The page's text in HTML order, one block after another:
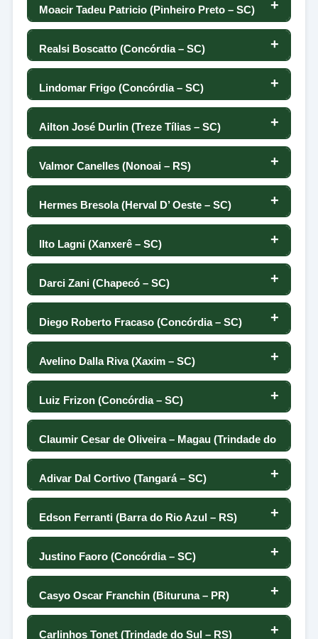
29
28
0
28
147
27
0
27
148
26
0
26
9
-43
149
25
25
24
-147
150
24
0
24
-109
-18
1
151
23
0
23
Moacir Tadeu Patricio (Pinheiro Preto – SC)
-44
-52
-2
152
22
0
22
Realsi Boscatto (Concórdia – SC)
29
3
-125
153
21
0
21
Lindomar Frigo (Concórdia – SC)
-168
-32
0
154
20
0
20
Ailton José Durlin (Treze Tílias – SC)
-67
-64
-108
155
19
0
19
Valmor Canelles (Nonoai – RS)
-60
-94
-112
156
18
18
Hermes Bresola (Herval D’ Oeste – SC)
-10
-77
-61
157
17
0
17
Ilto Lagni (Xanxerê – SC)
-35
-172
42
158
16
0
16
Darci Zani (Chapecó – SC)
-77
-61
-35
159
15
0
15
Diego Roberto Fracaso (Concórdia – SC)
-37
14
-86
160
14
0
14
Avelino Dalla Riva (Xaxim – SC)
-68
-115
-106
161
13
0
Luiz Frizon (Concórdia – SC)
-93
-131
-22
162
12
Claumir Cesar de Oliveira – Magau (Trindade do
Sul – RS)
52
-87
-94
Adivar Dal Cortivo (Tangará – SC)
-114
-100
-67
Edson Ferranti (Barra do Rio Azul – RS)
-57
-33
Justino Faoro (Concórdia – SC)
-30
Casyo Oscar Franchin (Bituruna – PR)
-24
Carlinhos Tonet (Trindade do Sul – RS)